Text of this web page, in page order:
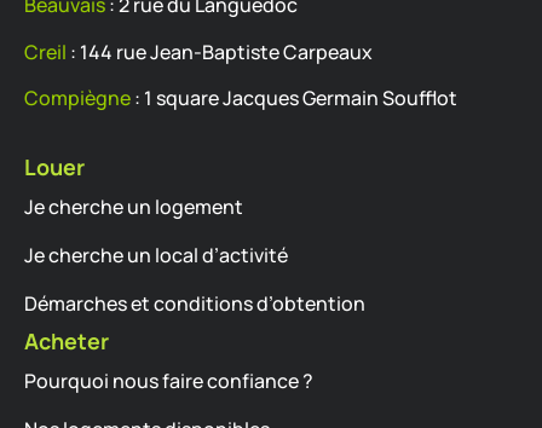
Creil : 144 rue Jean-Baptiste Carpeaux
Compiègne: 1 square Jacques Germain Soufflot
Louer
Je cherche un logement
Je cherche un local d’activité
Démarches et conditions d’obtention
Acheter
Pourquoi nous faire confiance ?